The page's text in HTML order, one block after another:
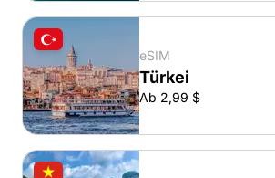
eSIM
Türkei
Ab 2,99 $